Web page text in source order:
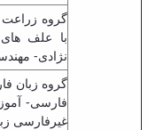
گروه زراعت
با علف
نژادی-
گروه زبان
فارسی-
غیرفارسی